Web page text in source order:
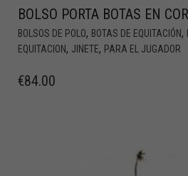
BOLSO PORTA BOTAS EN
BOLSOS DE POLO, BOTAS DE EQUITACIÓN,
EQUITACION, JINETE, PARA EL JUGADOR
€84.00